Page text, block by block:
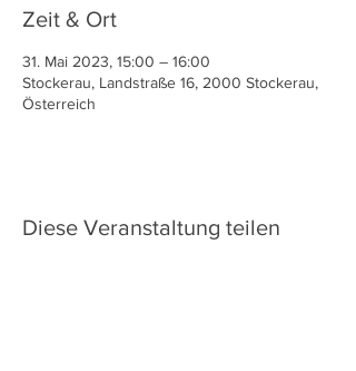
Zeit & Ort
31. Mai 2023, 15:00 – 16:00
Stockerau, Landstraße 16, 2000 Stockerau,
Österreich
Diese Veranstaltung teilen